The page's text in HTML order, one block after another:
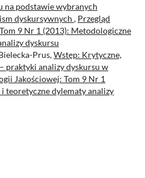
na podstawie wybranych
dyskursywnych , Przegląd
9 Nr 1 (2013): Metodologiczne
dyskursu
Prus,Wstęp: Krytyczne,
praktyki analizy dyskursu w
Jakościowej: Tom 9 Nr 1
teoretyczne dylematy analizy